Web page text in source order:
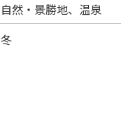
自然・景勝地、温泉
冬